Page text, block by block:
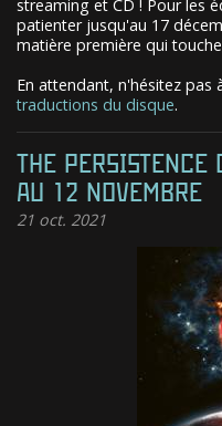
streaming et CD ! Pour les
patienter jusqu'au 17
matière première qui
En attendant, n'hésitez pas
traductions du disque.
THE PERSISTENCE
AU 12 NOVEMBRE
21 oct. 2021